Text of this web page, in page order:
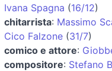
Ivana Spagna (16/12)
chitarrista: Massimo
Cico Falzone (31/7)
comico e attore:
compositore: Stefano